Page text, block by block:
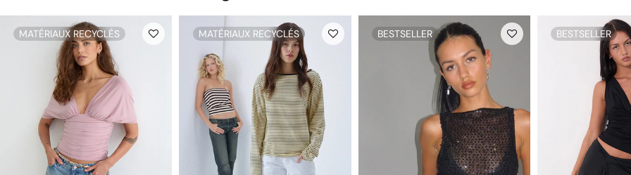
MATÉRIAUX RECYCLÉS MATÉRIAUX RECYCLÉS BESTSELLER BESTSELLER